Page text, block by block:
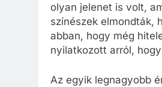
olyan jelenet is volt,
színészek elmondták,
abban, hogy még
nyilatkozott arról,
Az egyik legnagyobb